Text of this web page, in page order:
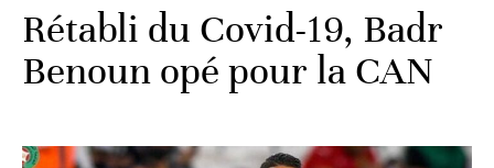
Rétabli du Covid-19, Badr
Benoun opé pour la CAN